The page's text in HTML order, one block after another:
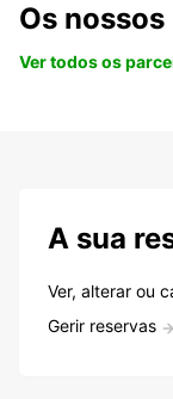
Os
Ver todos os
A sua
Ver, alterar ou
Gerir reservas